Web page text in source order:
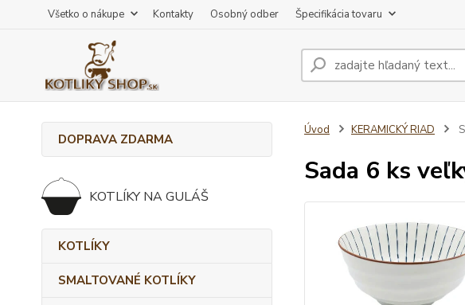
Všetko o nákupe Kontakty Osobný odber Špecifikácia tovaru
DOPRAVA ZDARMA
KOTLÍKY NA GULÁŠ
KOTLÍKY
SMALTOVANÉ KOTLÍKY
Úvod KERAMICKÝ RIAD
Sada 6 ks